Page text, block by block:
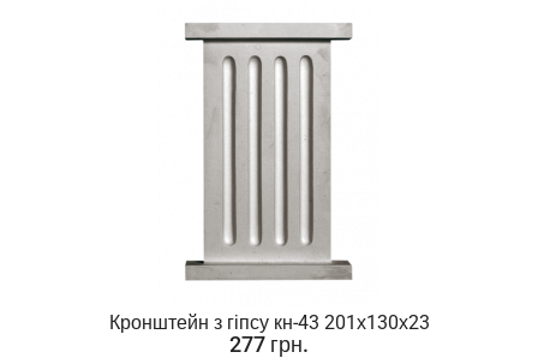
Кронштейн з гіпсу кн-43 201х130х23
277 грн.